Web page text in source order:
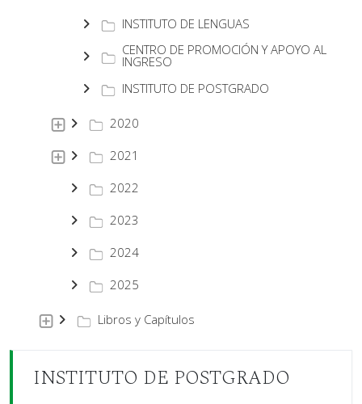
INSTITUTO DE LENGUAS
CENTRO DE PROMOCIÓN Y APOYO AL
INGRESO
INSTITUTO DE POSTGRADO
2020
2021
2022
2023
2024
2025
Libros y Capítulos
INSTITUTO DE POSTGRADO